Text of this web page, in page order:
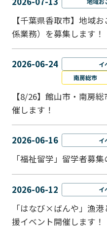
【千葉県香取市】地域
係業務）を募集します！
2026-06-24 イ
南房総市
【8/26】館山市・南房
催します！
2026-06-16 イ
「福祉留学」留学者募集
2026-06-12 イ
「はなび×ばんや」漁
援イベント開催します！